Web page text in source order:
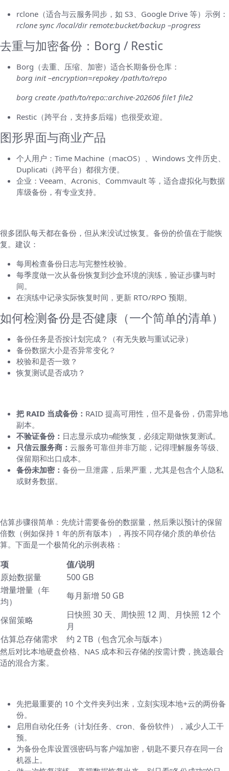
rclone（适合与云服务同步，如 S3、Google Drive 等）示例：
rclone sync /local/dir remote:bucket/backup –progress
去重与加密备份：Borg / Restic
Borg（去重、压缩、加密）适合长期备份仓库：
borg init –encryption=repokey /path/to/repo
borg create /path/to/repo::archive-202606 file1 file2
Restic（跨平台，支持多后端）也很受欢迎。
图形界面与商业产品
个人用户：Time Machine（macOS）、Windows 文件历史、
Duplicati（跨平台）都很方便。
企业：Veeam、Acronis、Commvault 等，适合虚拟化与数据
库级备份，有专业支持。
很多团队每天都在备份，但从来没试过恢复。备份的价值在于能恢
复。建议：
每周检查备份日志与完整性校验。
每季度做一次从备份恢复到沙盒环境的演练，验证步骤与时
间。
在演练中记录实际恢复时间，更新 RTO/RPO 预期。
如何检测备份是否健康（一个简单的清单）
备份任务是否按计划完成？（有无失败与重试记录）
备份数据大小是否异常变化？
校验和是否一致？
恢复测试是否成功？
把 RAID 当成备份： RAID 提高可用性，但不是备份，仍需异地
副本。
不验证备份： 日志显示成功≠能恢复，必须定期做恢复测试。
只信云服务商： 云服务可靠但并非万能，记得理解服务等级、
保留期和出口成本。
备份未加密： 备份一旦泄露，后果严重，尤其是包含个人隐私
或财务数据。
估算步骤很简单：先统计需要备份的数据量，然后乘以预计的保留
倍数（例如保持 1 年的所有版本），再按不同存储介质的单价估
算。下面是一个极简化的示例表格：
项
值/说明
原始数据量
500 GB
增量增量（年
均）
每月新增 50 GB
保留策略
日快照 30 天、周快照 12 周、月快照 12 个
月
估算总存储需求
约 2 TB（包含冗余与版本）
然后对比本地硬盘价格、NAS 成本和云存储的按需计费，挑选最合
适的混合方案。
先把最重要的 10 个文件夹列出来，立刻实现本地+云的两份备
份。
启用自动化任务（计划任务、cron、备份软件），减少人工干
预。
为备份仓库设置强密码与客户端加密，钥匙不要只存在同一台
机器上。